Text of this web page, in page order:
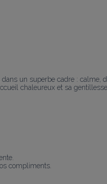
dans un superbe cadre : calme,
chaleureux et sa
compliments.